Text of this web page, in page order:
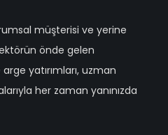
müşterisi ve yerine
önde gelen
arge yatırımları, uzman
her zaman yanınızda